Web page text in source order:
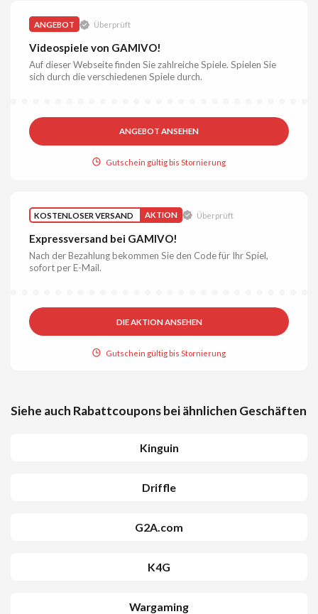
ANGEBOT Überprüft
Videospiele von GAMIVO!
Auf dieser Webseite finden Sie zahlreiche Spiele. Spielen Sie
sich durch die verschiedenen Spiele durch.
ANGEBOT ANSEHEN
Gutschein gültig bis Stornierung
KOSTENLOSER VERSAND AKTION Überprüft
Expressversand bei GAMIVO!
Nach der Bezahlung bekommen Sie den Code für Ihr Spiel,
sofort per E-Mail.
DIE AKTION ANSEHEN
Gutschein gültig bis Stornierung
Siehe auch Rabattcoupons bei ähnlichen Geschäften
Kinguin
Driffle
G2A.com
K4G
Wargaming